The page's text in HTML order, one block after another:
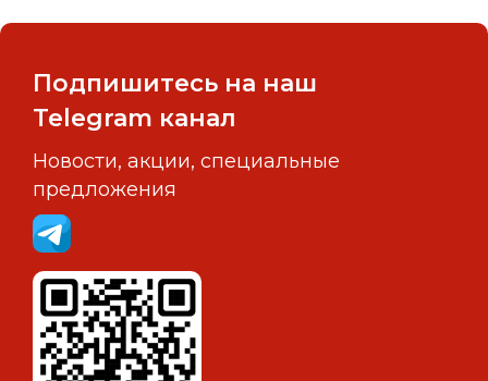
Подпишитесь на наш
Telegram канал
Новости, акции, специальные
предложения